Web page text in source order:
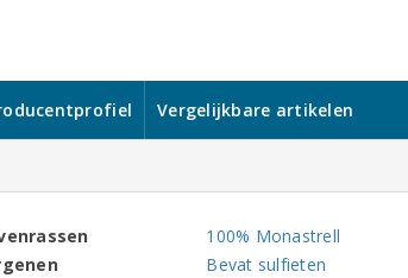
Vergelijkbare artikelen
100% Monastrell
Bevat sulfieten